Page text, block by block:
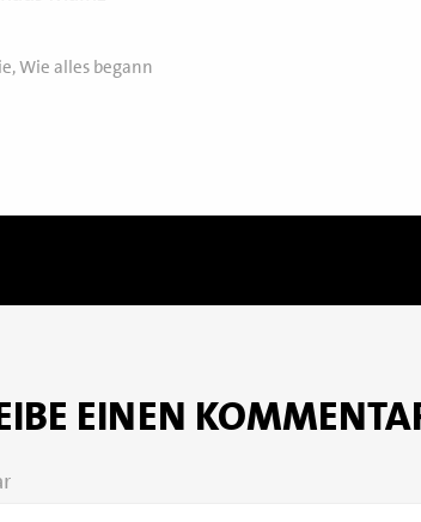
,Wie alles begann
EINEN